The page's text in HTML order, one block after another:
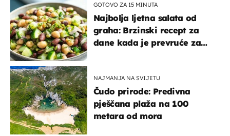
GOTOVO ZA 15 MINUTA
Najbolja ljetna salata od
graha: Brzinski recept za
dane kada je prevruće za
NAJMANJA NA SVIJETU
Čudo prirode: Predivna
pješčana plaža na 100
metara od mora